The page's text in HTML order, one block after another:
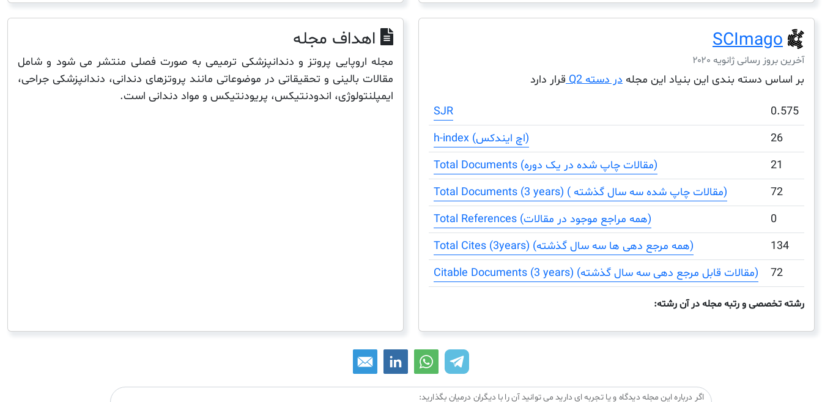
SCImago
آخرین بروز رسانی ژانویه ۲۰۲۰
بر اساس دسته بندی این بنیاد این مجله در دسته Q2 قرار دارد
SJR
0.575
h-index (اچ ایندکس)
26
Total Documents (مقالات چاپ شده در یک دوره)
21
Total Documents (3 years) ( مقالات چاپ شده سه سال گذشته)
72
Total References (همه مراجع موجود در مقالات)
0
Total Cites (3years) (همه مرجع دهی ها سه سال گذشته)
134
Citable Documents (3 years) (مقالات قابل مرجع دهی سه سال گذشته)
72
رشته تخصصی و رتبه مجله در آن رشته:
اهداف مجله
مجله اروپایی پروتز و دندانپزشکی ترمیمی به صورت فصلی منتشر می شود و شامل
مقالات بالینی و تحقیقاتی در موضوعاتی مانند پروتزهای دندانی، دندانپزشکی جراحی،
ایمپلنتولوژی، اندودنتیکس، پریودنتیکس و مواد دندانی است.
اگر درباره این مجله دیدگاه و یا تجربه ای دارید می توانید آن را با دیگران درمیان بگذارید: